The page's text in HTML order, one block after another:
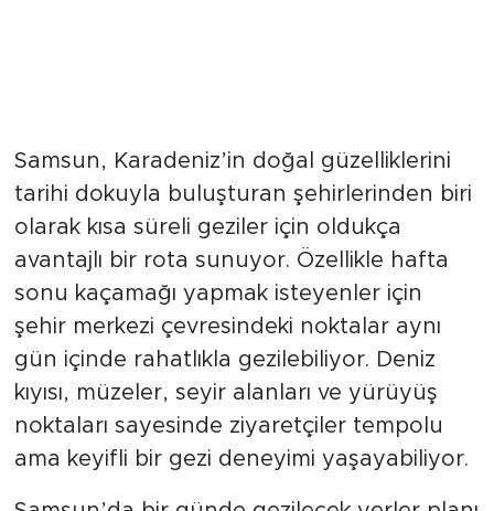
Samsun, Karadeniz’in doğal güzelliklerini
tarihi dokuyla buluşturan şehirlerinden biri
olarak kısa süreli geziler için oldukça
avantajlı bir rota sunuyor. Özellikle hafta
sonu kaçamağı yapmak isteyenler için
şehir merkezi çevresindeki noktalar aynı
gün içinde rahatlıkla gezilebiliyor. Deniz
kıyısı, müzeler, seyir alanları ve yürüyüş
noktaları sayesinde ziyaretçiler tempolu
ama keyifli bir gezi deneyimi yaşayabiliyor.